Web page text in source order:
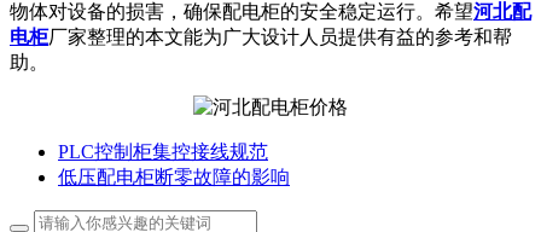
物体对设备的损害，确保配电柜的安全稳定运行。希望河北配
电柜厂家整理的本文能为广大设计人员提供有益的参考和帮
助。
PLC控制柜集控接线规范
低压配电柜断零故障的影响